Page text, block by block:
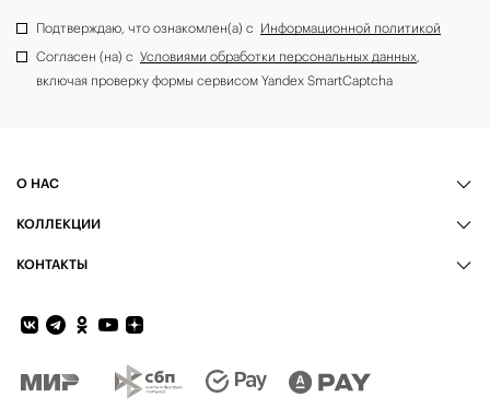
Подтверждаю, что ознакомлен(а) с Информационной политикой
Согласен (на) с Условиями обработки персональных данных,
включая проверку формы сервисом Yandex SmartCaptcha
О НАС
КОЛЛЕКЦИИ
КОНТАКТЫ